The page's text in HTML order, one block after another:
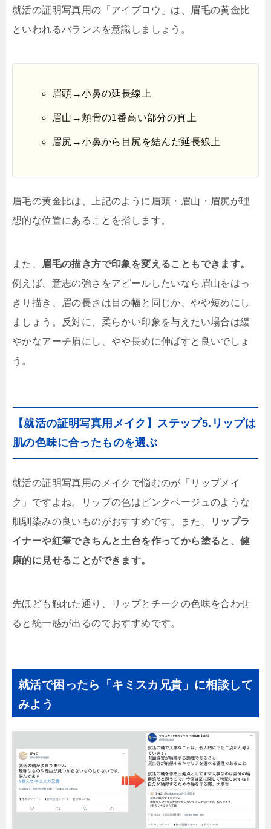
就活の証明写真用の「アイブロウ」は、眉毛の黄金比
といわれるバランスを意識しましょう。
眉頭→小鼻の延長線上
眉山→頬骨の1番高い部分の真上
眉尻→小鼻から目尻を結んだ延長線上
眉毛の黄金比は、上記のように眉頭・眉山・眉尻が理
想的な位置にあることを指します。
また、
眉毛の描き方で印象を変えることもできます。
例えば、意志の強さをアピールしたいなら眉山をはっ
きり描き、眉の長さは目の幅と同じか、やや短めにし
ましょう。反対に、柔らかい印象を与えたい場合は緩
やかなアーチ眉にし、やや長めに伸ばすと良いでしょ
う。
【就活の証明写真用メイク】ステップ5.リップは
肌の色味に合ったものを選ぶ
就活の証明写真用のメイクで悩むのが「リップメイ
ク」ですよね。リップの色はピンクベージュのような
肌馴染みの良いものがおすすめです。また、
リップラ
イナーや紅筆できちんと土台を作ってから塗ると、健
康的に見せることができます。
先ほども触れた通り、リップとチークの色味を合わせ
ると統一感が出るのでおすすめです。
就活で困ったら「キミスカ兄貴」に相談して
みよう